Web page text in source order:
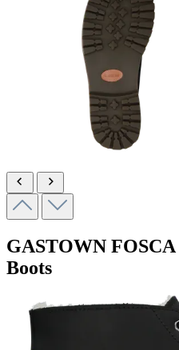
GASTOWN FOSCA
Boots